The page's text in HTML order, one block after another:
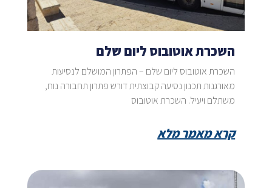
השכרת אוטובוס ליום שלם
השכרת אוטובוס ליום שלם – הפתרון המושלם לנסיעות
מאורגנות תכנון נסיעה קבוצתית דורש פתרון תחבורה נוח,
משתלם ויעיל. השכרת אוטובוס
קרא מאמר מלא